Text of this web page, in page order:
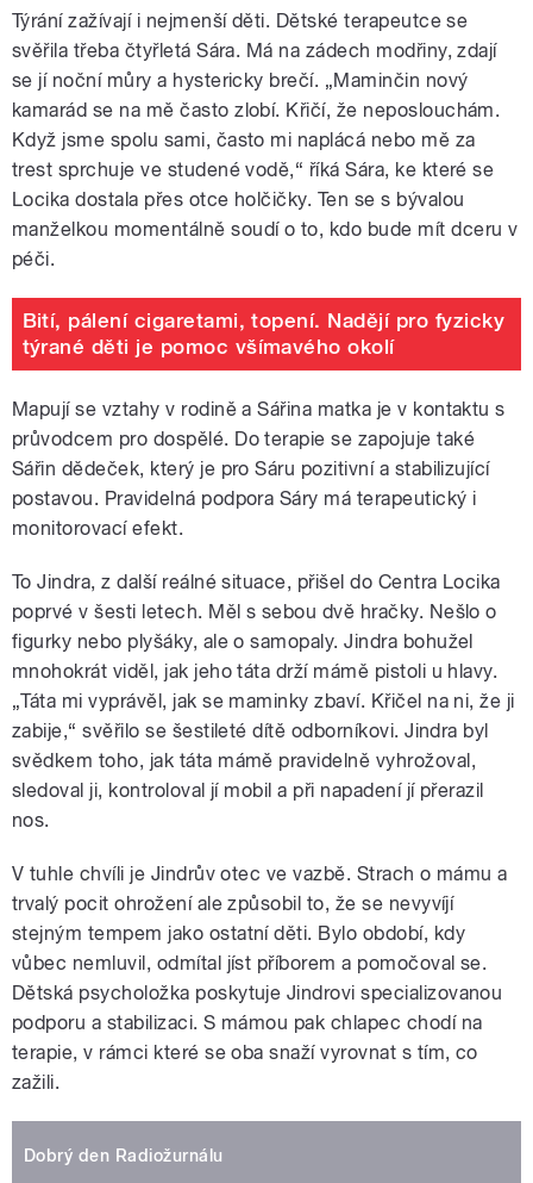
Týrání zažívají i nejmenší děti. Dětské terapeutce se
svěřila třeba čtyřletá Sára. Má na zádech modřiny, zdají
se jí noční můry a hystericky brečí. „Maminčin nový
kamarád se na mě často zlobí. Křičí, že neposlouchám.
Když jsme spolu sami, často mi naplácá nebo mě za
trest sprchuje ve studené vodě,“ říká Sára, ke které se
Locika dostala přes otce holčičky. Ten se s bývalou
manželkou momentálně soudí o to, kdo bude mít dceru v
péči.
Bití, pálení cigaretami, topení. Nadějí pro fyzicky
týrané děti je pomoc všímavého okolí
Mapují se vztahy v rodině a Sářina matka je v kontaktu s
průvodcem pro dospělé. Do terapie se zapojuje také
Sářin dědeček, který je pro Sáru pozitivní a stabilizující
postavou. Pravidelná podpora Sáry má terapeutický i
monitorovací efekt.
To Jindra, z další reálné situace, přišel do Centra Locika
poprvé v šesti letech. Měl s sebou dvě hračky. Nešlo o
figurky nebo plyšáky, ale o samopaly. Jindra bohužel
mnohokrát viděl, jak jeho táta drží mámě pistoli u hlavy.
„Táta mi vyprávěl, jak se maminky zbaví. Křičel na ni, že ji
zabije,“ svěřilo se šestileté dítě odborníkovi. Jindra byl
svědkem toho, jak táta mámě pravidelně vyhrožoval,
sledoval ji, kontroloval jí mobil a při napadení jí přerazil
nos.
V tuhle chvíli je Jindrův otec ve vazbě. Strach o mámu a
trvalý pocit ohrožení ale způsobil to, že se nevyvíjí
stejným tempem jako ostatní děti. Bylo období, kdy
vůbec nemluvil, odmítal jíst příborem a pomočoval se.
Dětská psycholožka poskytuje Jindrovi specializovanou
podporu a stabilizaci. S mámou pak chlapec chodí na
terapie, v rámci které se oba snaží vyrovnat s tím, co
zažili.
Dobrý den Radiožurnálu